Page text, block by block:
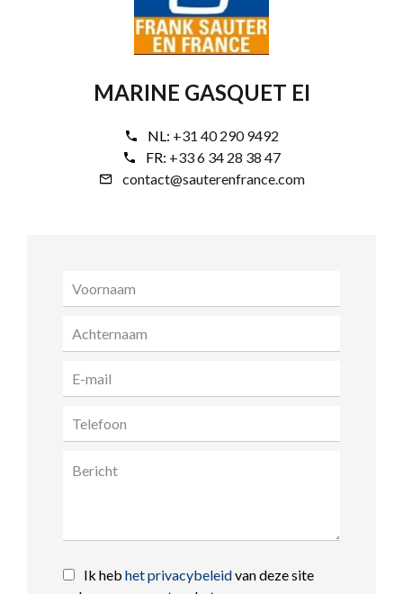
MARINE GASQUET EI
NL: +31 40 290 9492
FR: +33 6 34 28 38 47
contact@sauterenfrance.com
Ik heb het privacybeleidvan deze site